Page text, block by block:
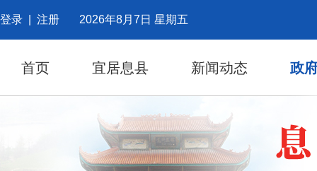
登录 注册 2026年8月7日 星期五
首页 宜居息县 新闻动态 政